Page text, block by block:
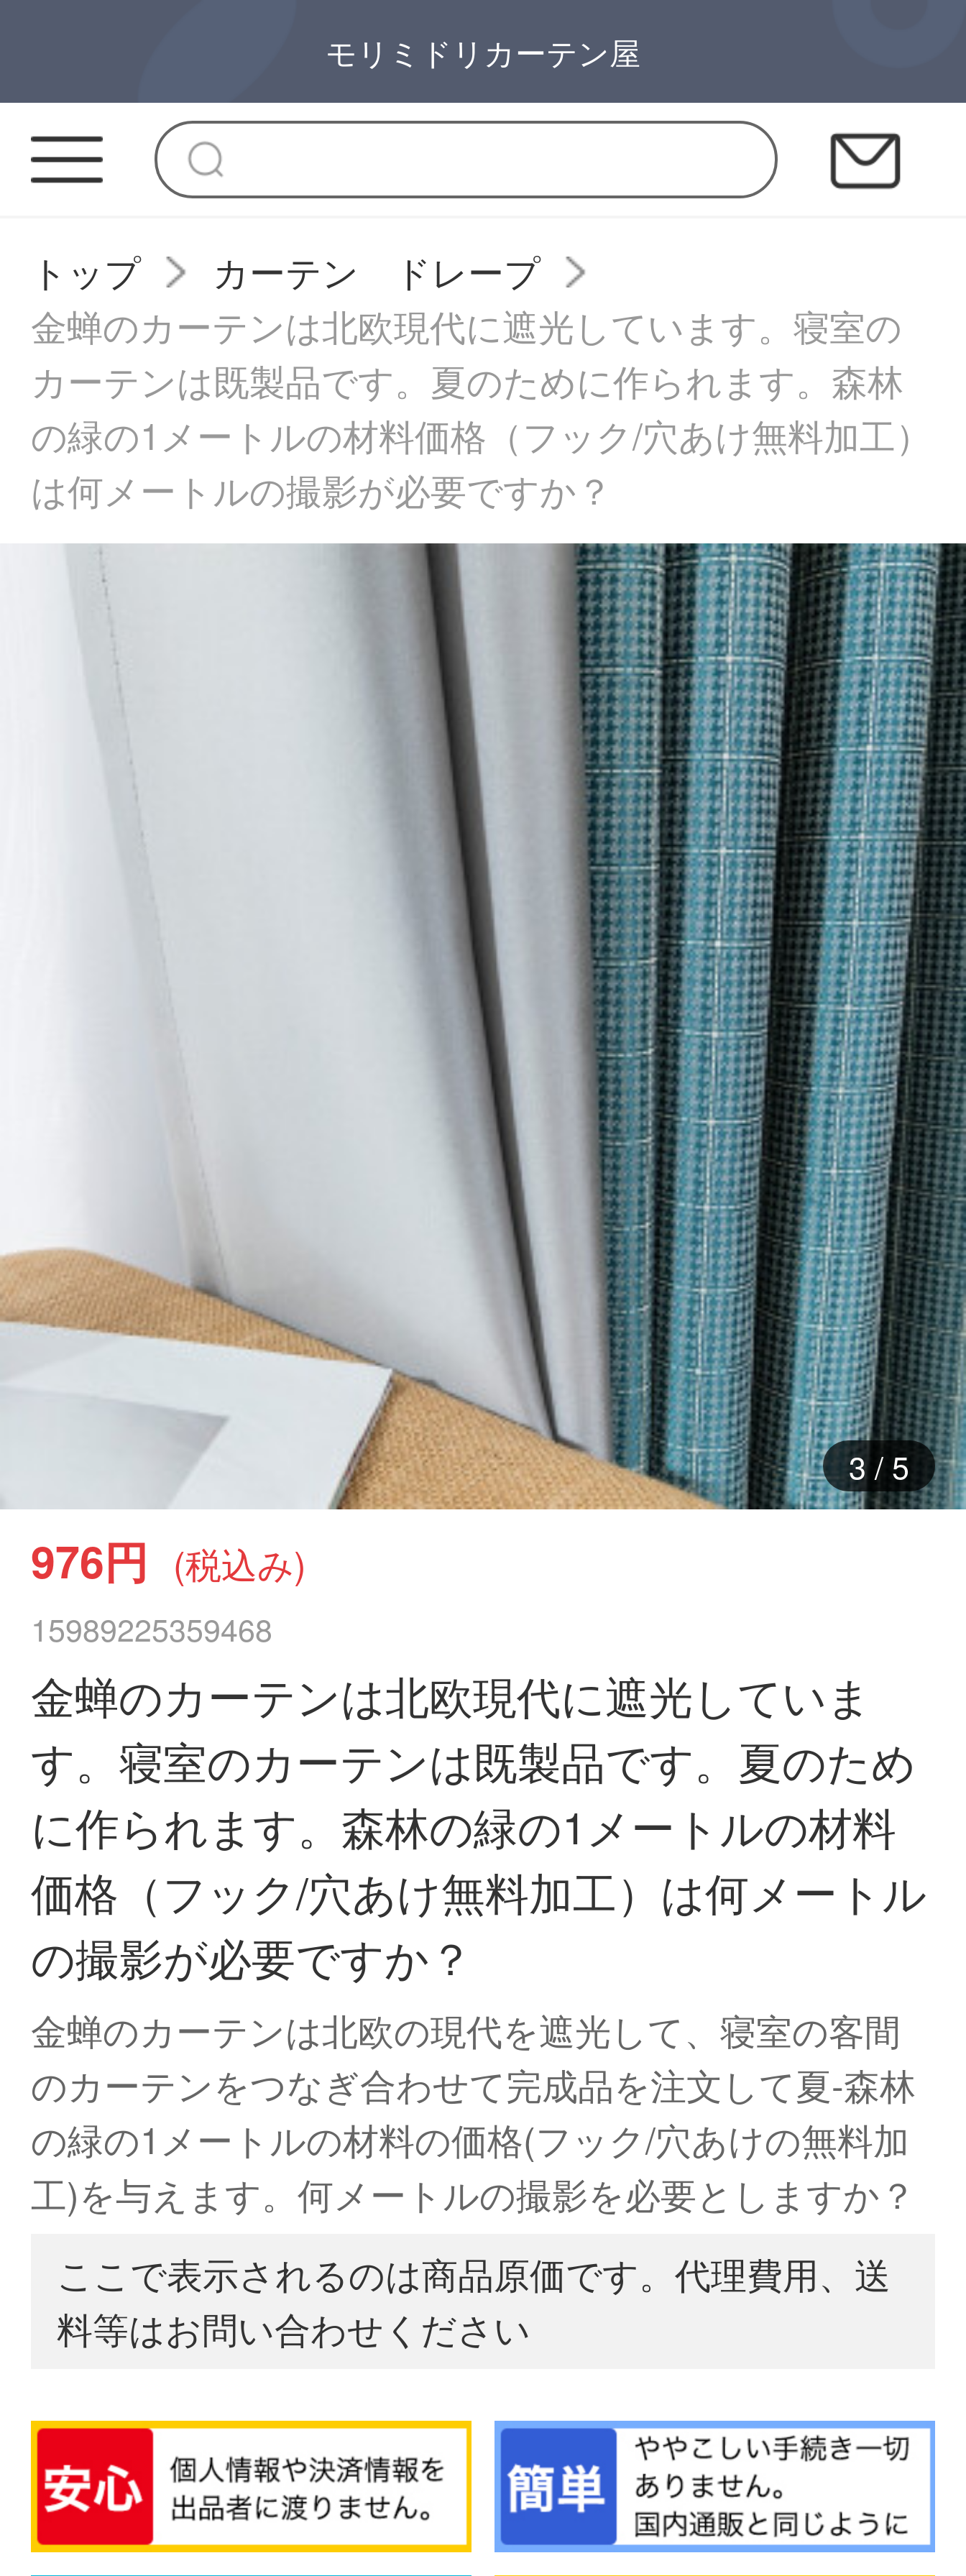
モリミドリカーテン屋
トップ
カーテン ドレープ
金蝉のカーテンは北欧現代に遮光しています。寝室の
カーテンは既製品です。夏のために作られます。森林
の緑の1メートルの材料価格（フック/穴あけ無料加工）
は何メートルの撮影が必要ですか？
3/ 5
976円 (税込み)
15989225359468
金蝉のカーテンは北欧現代に遮光していま
す。寝室のカーテンは既製品です。夏のため
に作られます。森林の緑の1メートルの材料
価格（フック/穴あけ無料加工）は何メートル
の撮影が必要ですか？
金蝉のカーテンは北欧の現代を遮光して、寝室の客間
のカーテンをつなぎ合わせて完成品を注文して夏-森林
の緑の1メートルの材料の価格(フック/穴あけの無料加
工)を与えます。何メートルの撮影を必要としますか？
ここで表示されるのは商品原価です。代理費用、送
料等はお問い合わせください